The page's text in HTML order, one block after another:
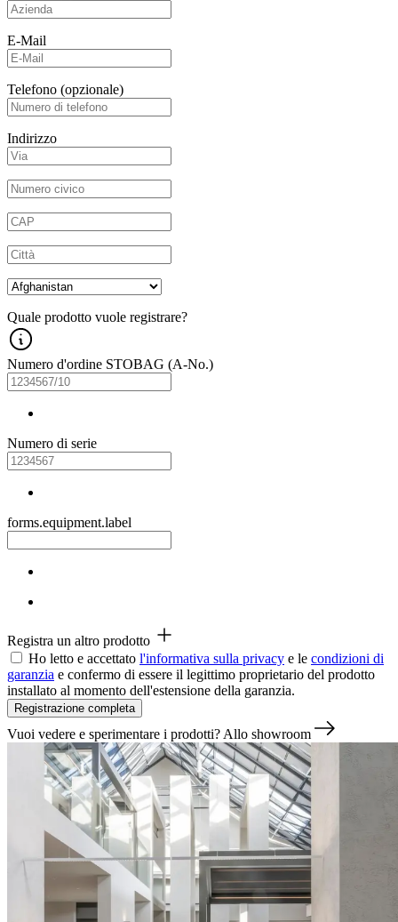
E-Mail
Telefono (opzionale)
Indirizzo
Quale prodotto vuole registrare?
Numero d'ordine STOBAG (A-No.)
Numero di serie
forms.equipment.label
Registra un altro prodotto
Ho letto e accettato l'informativa sulla privacy e le condizioni di
garanzia e confermo di essere il legittimo proprietario del prodotto
installato al momento dell'estensione della garanzia.
Vuoi vedere e sperimentare i prodotti? Allo showroom